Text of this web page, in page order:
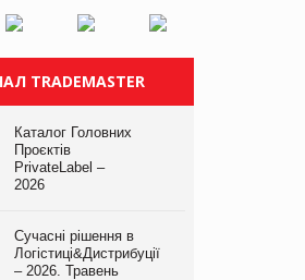
TRADEMASTER
Каталог Головних
Проєктів
PrivateLabel –
2026
Сучасні рішення в
Логістиці&Дистрибуції
– 2026. Травень